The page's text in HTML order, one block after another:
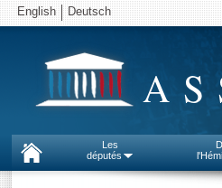
English Deutsch
Les
députés